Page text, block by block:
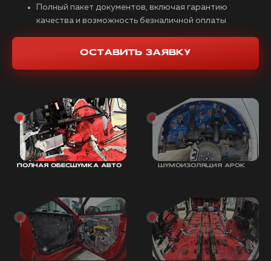
Полный пакет документов, включая гарантию
качества и возможность безналичной оплаты
ОСТАВИТЬ ЗАЯВКУ
ПОЛНАЯ ОБЕСШУМКА АВТО ШУМОИЗОЛЯЦИЯ АРОК